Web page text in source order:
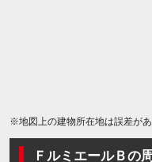
※地図上の建物所在地は誤差が
ＦルミエールＢの